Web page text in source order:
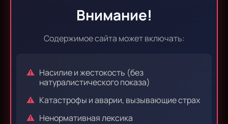
Внимание!
Содержимое сайта может включать:
Насилие и жестокость (без
натуралистического показа)
Катастрофы и аварии, вызывающие страх
Ненормативная лексика
Эпизод 2
Эпизод 3 Эпизод 4